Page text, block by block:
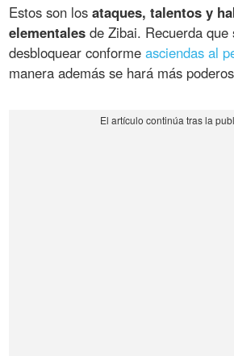
Estos son losataques, talentos y
elementales de Zibai. Recuerda que
desbloquear conformeasciendas al
manera además se hará más